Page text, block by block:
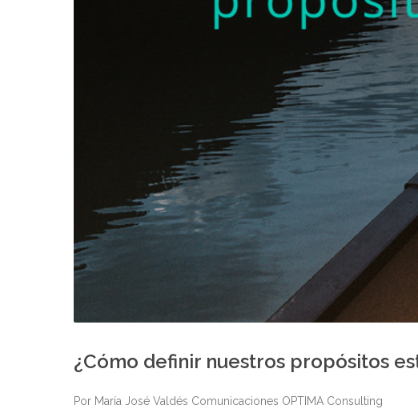
¿Cómo definir nuestros propósitos
Por María José Valdés Comunicaciones OPTIMA Consulting